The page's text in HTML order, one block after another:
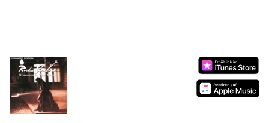
Current
Time0:00
Duration -:-
Loaded: